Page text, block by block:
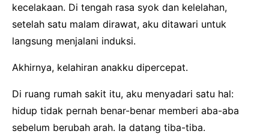
kecelakaan. Di tengah rasa syok dan kelelahan,
setelah satu malam dirawat, aku ditawari untuk
langsung menjalani induksi.
Akhirnya, kelahiran anakku dipercepat.
Di ruang rumah sakit itu, aku menyadari satu hal:
hidup tidak pernah benar-benar memberi aba-aba
sebelum berubah arah. Ia datang tiba-tiba.